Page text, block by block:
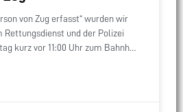
von Zug erfasst“ wurden wir
und der Polizei
kurz vor 11:00 Uhr zum Bahnhof